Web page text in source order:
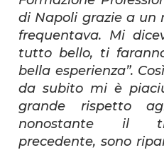
di Napoli grazie a un
frequentava. Mi
tutto bello, ti
bella esperienza”.
da subito mi è
grande rispetto
nonostante il
precedente, sono